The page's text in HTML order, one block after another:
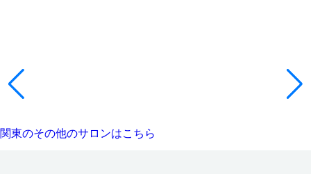
関東のその他のサロンはこちら